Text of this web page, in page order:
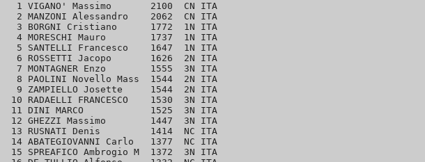
  1 VIGANO' Massimo       2100  CN ITA
  2 MANZONI Alessandro    2062  CN ITA
  3 BORGNI Cristiano      1772  1N ITA
  4 MORESCHI Mauro        1737  1N ITA
  5 SANTELLI Francesco    1647  1N ITA
  6 ROSSETTI Jacopo       1626  2N ITA
  7 MONTAGNER Enzo        1555  3N ITA
  8 PAOLINI Novello Mass  1544  2N ITA
  9 ZAMPIELLO Josette     1544  2N ITA
10 RADAELLI FRANCESCO    1530  3N ITA
11 DINI MARCO            1525  3N ITA
12 GHEZZI Massimo        1447  3N ITA
13 RUSNATI Denis         1414  NC ITA
14 ABATEGIOVANNI Carlo   1377  NC ITA
15 SPREAFICO Ambrogio M  1372  3N ITA